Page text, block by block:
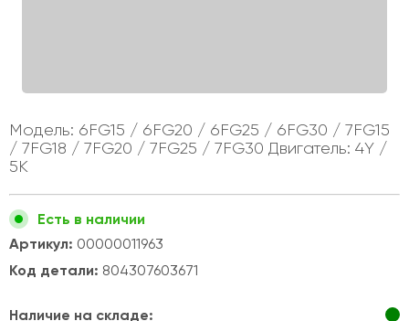
Модель: 6FG15 / 6FG20 / 6FG25 / 6FG30 / 7FG15
/ 7FG18 / 7FG20 / 7FG25 / 7FG30 Двигатель: 4Y /
5K
Есть в наличии
Артикул: 00000011963
Код детали: 804307603671
Наличие на складе: